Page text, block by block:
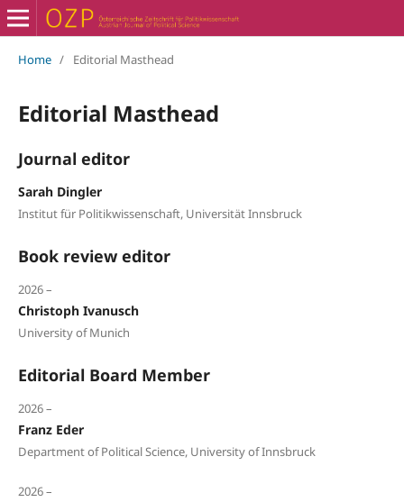
Home / Editorial Masthead
Editorial Masthead
Journal editor
Sarah Dingler
Institut für Politikwissenschaft, Universität Innsbruck
Book review editor
2026 –
Christoph Ivanusch
University of Munich
Editorial Board Member
2026 –
Franz Eder
Department of Political Science, University of Innsbruck
2026 –